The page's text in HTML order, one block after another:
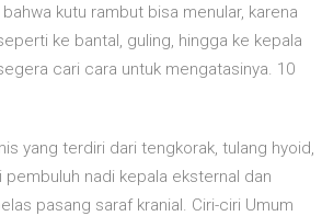
kutu rambut bisa menular, karena
ke bantal, guling, hingga ke kepala
cari cara untuk mengatasinya. 10
yang terdiri dari tengkorak, tulang hyoid,
nadi kepala eksternal dan
pasang saraf kranial. Ciri-ciri Umum